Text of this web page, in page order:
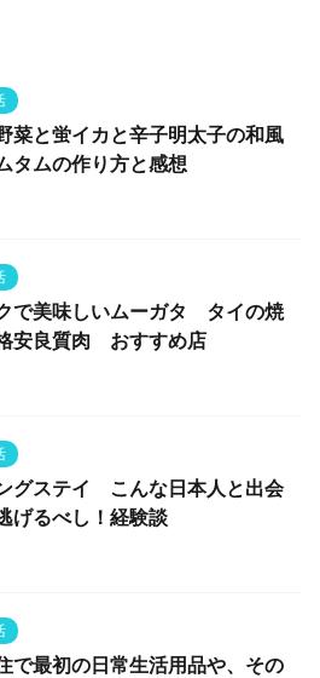
菜と蛍イカと辛子明太子の和風
タムの作り方と感想
で美味しいムーガタ タイの焼
安良質肉 おすすめ店
グステイ こんな日本人と出会
げるべし！経験談
で最初の日常生活用品や、その